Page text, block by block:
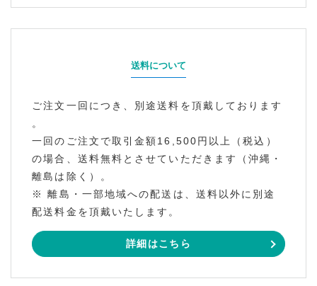
送料について
ご注文一回につき、別途送料を頂戴しております
。
一回のご注文で取引金額16,500円以上（税込）
の場合、送料無料とさせていただきます（沖縄・
離島は除く）。
※ 離島・一部地域への配送は、送料以外に別途
配送料金を頂戴いたします。
詳細はこちら